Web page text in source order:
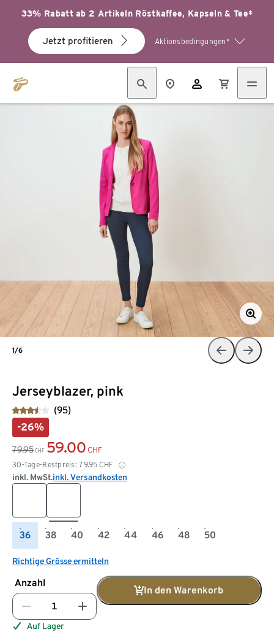
33% Rabatt ab 2 Artikeln Röstkaffee, Kapseln & Tee*
Jetzt profitieren Aktionsbedingungen*
Jerseyblazer, pink
(95)
-26%
79.95 CHF 59.00 CHF
30-Tage-Bestpreis: 79.95 CHF
inkl. MwSt.inkl. Versandkosten
36 38 40 42 44 46 48 50
Richtige Grösse ermitteln
Anzahl
In den Warenkorb
Auf Lager
1/6